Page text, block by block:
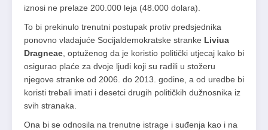
iznosi ne prelaze 200.000 leja (48.000 dolara).
To bi prekinulo trenutni postupak protiv predsjednika
ponovno vladajuće Socijaldemokratske stranke Liviua
Dragneae , optuženog da je koristio politički utjecaj kako bi
osigurao plaće za dvoje ljudi koji su radili u stožeru
njegove stranke od 2006. do 2013. godine, a od uredbe bi
koristi trebali imati i desetci drugih političkih dužnosnika iz
svih stranaka.
Ona bi se odnosila na trenutne istrage i suđenja kao i na